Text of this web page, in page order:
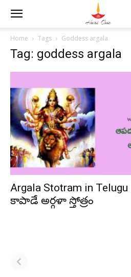
Home Tags Goddess argala
Tag: goddess argala
Argala Stotram in
కాపాడే అర్గళా స్తోత్రం
పితృదేవతల ఆశీర్వాదం